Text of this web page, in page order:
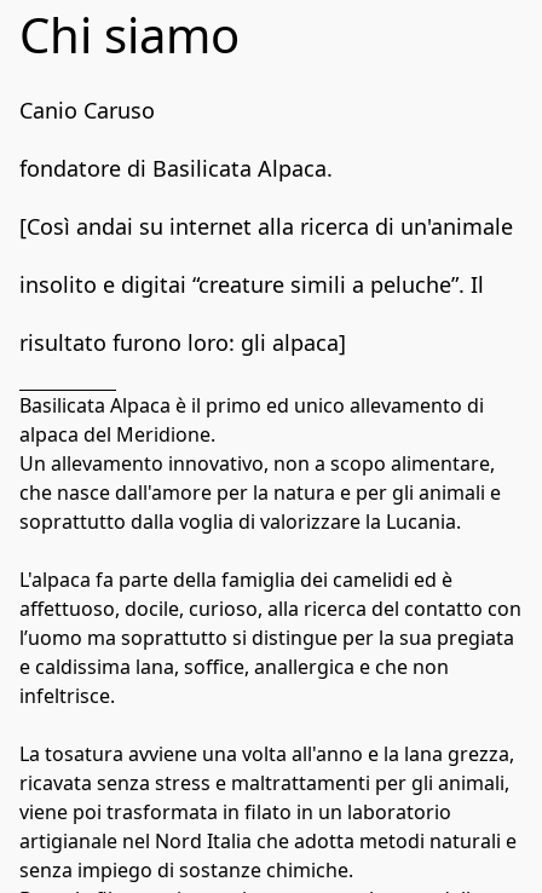
Chi siamo
Canio Caruso
fondatore di Basilicata Alpaca.
[Così andai su internet alla ricerca di un'animale
insolito e digitai “creature simili a peluche”. Il
risultato furono loro: gli alpaca]
Basilicata Alpaca è il primo ed unico allevamento di
alpaca del Meridione.
Un allevamento innovativo, non a scopo alimentare,
che nasce dall'amore per la natura e per gli animali e
soprattutto dalla voglia di valorizzare la Lucania.
L'alpaca fa parte della famiglia dei camelidi ed è
affettuoso, docile, curioso, alla ricerca del contatto con
l’uomo ma soprattutto si distingue per la sua pregiata
e caldissima lana, soffice, anallergica e che non
infeltrisce.
La tosatura avviene una volta all'anno e la lana grezza,
ricavata senza stress e maltrattamenti per gli animali,
viene poi trasformata in filato in un laboratorio
artigianale nel Nord Italia che adotta metodi naturali e
senza impiego di sostanze chimiche.